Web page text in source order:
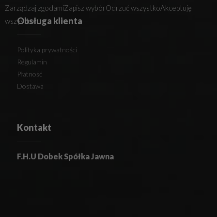
Obsługa klienta
Polityka prywatności
Regulamin
Płatność
Dostawa
Kontakt
F.H.U Dobek Spółka Jawna
Zarządzaj zgodamiZapisz wybórOdrzuć wszystkoAkceptuję
wszystko